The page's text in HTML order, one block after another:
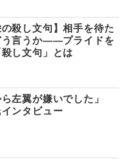
の殺し文句】相手を待た
う言うか――プライドを
し文句」とは
ら左翼が嫌いでした」
ンタビュー